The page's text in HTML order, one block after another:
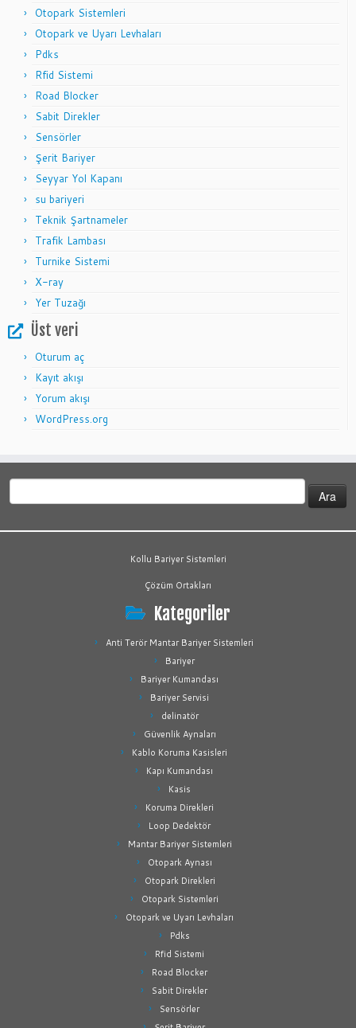
Otopark Sistemleri
Otopark ve Uyarı Levhaları
Pdks
Rfid Sistemi
Road Blocker
Sabit Direkler
Sensörler
Şerit Bariyer
Seyyar Yol Kapanı
su bariyeri
Teknik Şartnameler
Trafik Lambası
Turnike Sistemi
X-ray
Yer Tuzağı
Üst veri
Oturum aç
Kayıt akışı
Yorum akışı
WordPress.org
Kollu Bariyer Sistemleri
Çözüm Ortakları
Kategoriler
Anti Terör Mantar Bariyer Sistemleri
Bariyer
Bariyer Kumandası
Bariyer Servisi
delinatör
Güvenlik Aynaları
Kablo Koruma Kasisleri
Kapı Kumandası
Kasis
Koruma Direkleri
Loop Dedektör
Mantar Bariyer Sistemleri
Otopark Aynası
Otopark Direkleri
Otopark Sistemleri
Otopark ve Uyarı Levhaları
Pdks
Rfid Sistemi
Road Blocker
Sabit Direkler
Sensörler